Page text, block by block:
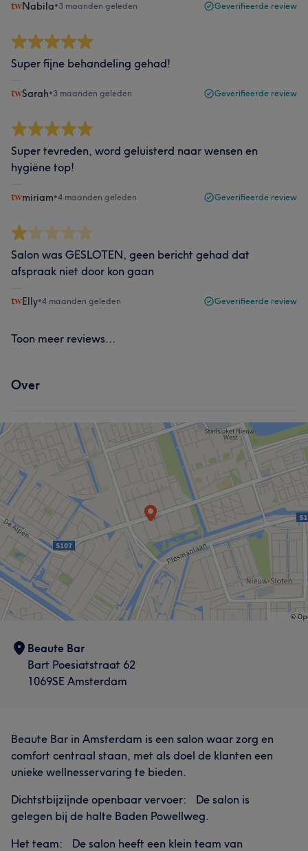
Nabila•3 maanden geleden Geverifieerde review
Super fijne behandeling gehad!
Sarah•3 maanden geleden Geverifieerde review
Super tevreden, word geluisterd naar wensen en
hygiëne top!
miriam•4 maanden geleden Geverifieerde review
Salon was GESLOTEN, geen bericht gehad dat
afspraak niet door kon gaan
Elly•4 maanden geleden Geverifieerde review
Toon meer reviews...
Over
Beaute Bar
Bart Poesiatstraat 62
1069SE Amsterdam
Beaute Bar in Amsterdam is een salon waar zorg en
comfort centraal staan, met als doel de klanten een
unieke wellnesservaring te bieden.
Dichtstbijzijnde openbaar vervoer: De salon is
gelegen bij de halte Baden Powellweg.
Het team: De salon heeft een klein team van